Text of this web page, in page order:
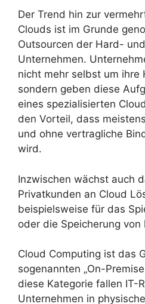
Der Trend hin zur
Clouds ist im Grunde
Outsourcen der Hard-
Unternehmen.
nicht mehr selbst um
sondern geben diese
eines spezialisierten
den Vorteil, dass
und ohne vertragliche
wird.
Inzwischen wächst auch
Privatkunden an Cloud
beispielsweise für das
oder die Speicherung von
Cloud Computing ist das
sogenannten „On-
diese Kategorie fallen IT-
Unternehmen in